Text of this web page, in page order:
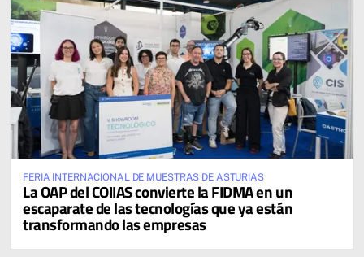
FERIA INTERNACIONAL DE MUESTRAS DE ASTURIAS
La OAP del COIIAS convierte la FIDMA en un
escaparate de las tecnologías que ya están
transformando las empresas